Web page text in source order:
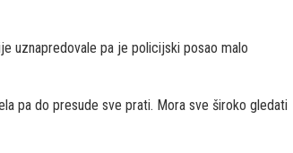
uznapredovale pa je policijski posao malo
pa do presude sve prati. Mora sve široko gledati